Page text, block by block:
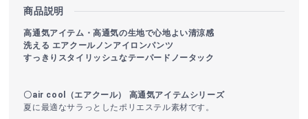
商品説明
高通気アイテム・高通気の生地で心地よい清涼感
洗える エアクールノンアイロンパンツ
すっきりスタイリッシュなテーパードノータック
〇air cool（エアクール） 高通気アイテムシリーズ
夏に最適なサラっとしたポリエステル素材です。